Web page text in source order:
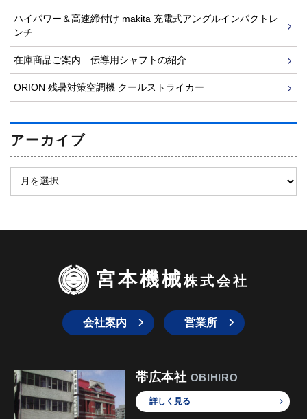
ハイパワー＆高速締付け makita 充電式アングルインパクトレ
ンチ
在庫商品ご案内 伝導用シャフトの紹介
ORION 残暑対策空調機 クールストライカー
アーカイブ
宮本機械株式会社
会社案内 営業所
帯広本社 OBIHIRO
詳しく見る